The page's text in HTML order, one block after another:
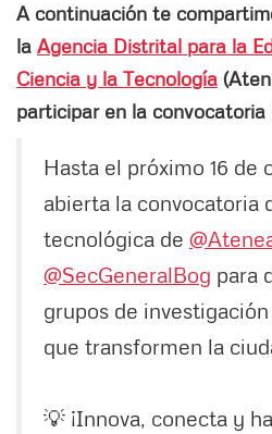
A continuación te
la Agencia Distrital para la
Ciencia y la Tecnología
participar en la convocatoria
Hasta el próximo 16 de
abierta la convocatoria
tecnológica de
@SecGeneralBog para
grupos de
que transformen la
💡 ¡Innova, conecta y